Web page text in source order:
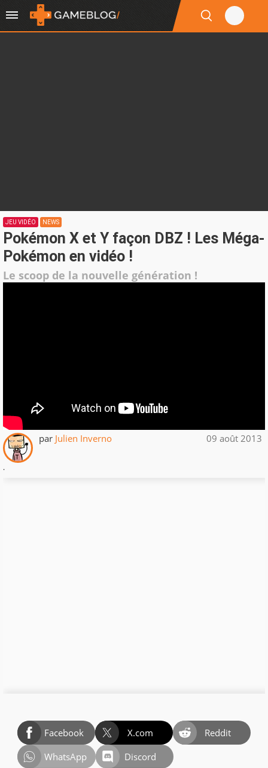
JEU VIDÉO NEWS
Pokémon X et Y façon DBZ ! Les Méga-
Pokémon en vidéo !
Le scoop de la nouvelle génération !
par Julien Inverno 09 août 2013
.
Facebook X.com
Reddit
WhatsApp
Discord